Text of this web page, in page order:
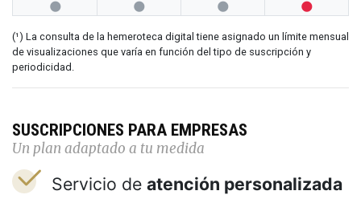
   
(¹) La consulta de la hemeroteca digital tiene asignado un límite mensual
de visualizaciones que varía en función del tipo de suscripción y
periodicidad.
SUSCRIPCIONES PARA EMPRESAS
Un plan adaptado a tu medida
Servicio de atención personalizada